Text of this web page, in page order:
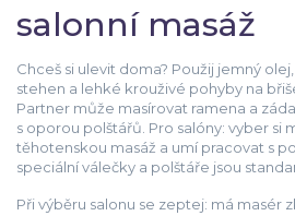
salonní masáž
Chceš si ulevit doma? Použij jemný
stehen a lehké krouživé pohyby na
Partner může masírovat ramena a
s oporou polštářů. Pro salóny: vyber si
těhotenskou masáž a umí pracovat s
speciální válečky a polštáře jsou
Při výběru salonu se zeptej: má masér